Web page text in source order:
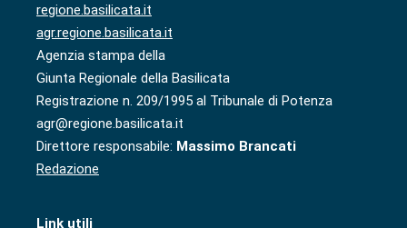
regione.basilicata.it
agr.regione.basilicata.it
Agenzia stampa della
Giunta Regionale della Basilicata
Registrazione n. 209/1995 al Tribunale di Potenza
agr@regione.basilicata.it
Direttore responsabile: Massimo Brancati
Redazione
Link utili